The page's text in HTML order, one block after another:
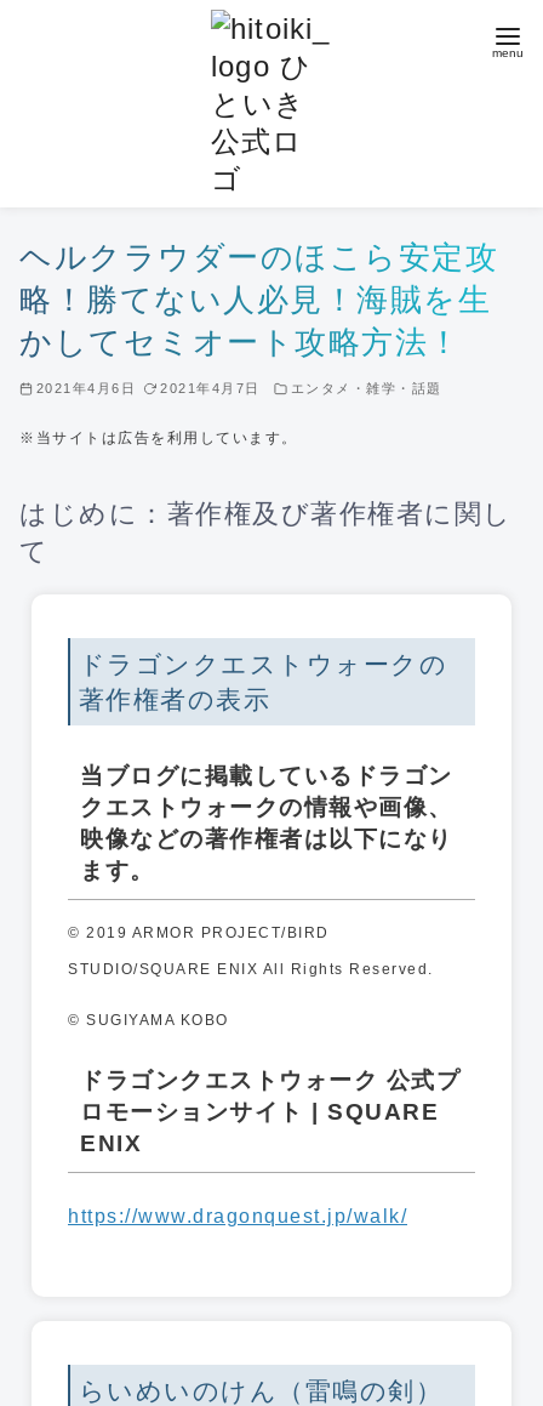
ヘルクラウダーのほこら安定攻
略！勝てない人必見！海賊を生
かしてセミオート攻略方法！
2021年4月6日 2021年4月7日 エンタメ・雑学・話題
※当サイトは広告を利用しています。
はじめに：著作権及び著作権者に関し
て
ドラゴンクエストウォークの
著作権者の表示
当ブログに掲載しているドラゴン
クエストウォークの情報や画像、
映像などの著作権者は以下になり
ます。
© 2019 ARMOR PROJECT/BIRD
STUDIO/SQUARE ENIX All Rights Reserved.
© SUGIYAMA KOBO
ドラゴンクエストウォーク 公式プ
ロモーションサイト | SQUARE
ENIX
https://www.dragonquest.jp/walk/
らいめいのけん（雷鳴の剣）